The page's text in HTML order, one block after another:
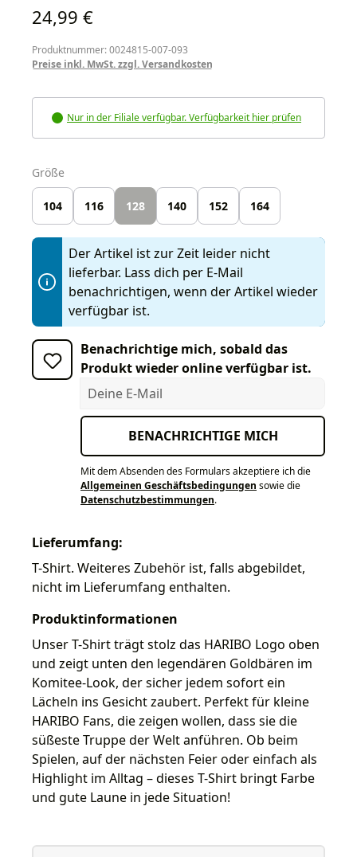
Regulärer Preis:
24,99 €
Produktnummer: 0024815-007-093
Preise inkl. MwSt. zzgl. Versandkosten
Nur in der Filiale verfügbar. Verfügbarkeit hier prüfen
Größe
104 116 128 140 152 164
Der Artikel ist zur Zeit leider nicht
lieferbar. Lass dich per E-Mail
benachrichtigen, wenn der Artikel wieder
verfügbar ist.
Benachrichtige mich, sobald das
Produkt wieder online verfügbar ist.
Deine E-Mail
BENACHRICHTIGE MICH
Mit dem Absenden des Formulars akzeptiere ich die
Allgemeinen Geschäftsbedingungen sowie die
Datenschutzbestimmungen.
Lieferumfang:
T-Shirt. Weiteres Zubehör ist, falls abgebildet,
nicht im Lieferumfang enthalten.
Produktinformationen
Unser T-Shirt trägt stolz das HARIBO Logo oben
und zeigt unten den legendären Goldbären im
Komitee-Look, der sicher jedem sofort ein
Lächeln ins Gesicht zaubert. Perfekt für kleine
HARIBO Fans, die zeigen wollen, dass sie die
süßeste Truppe der Welt anführen. Ob beim
Spielen, auf der nächsten Feier oder einfach als
Highlight im Alltag – dieses T-Shirt bringt Farbe
und gute Laune in jede Situation!